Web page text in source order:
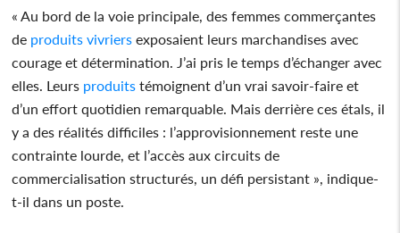
« Au bord de la voie principale, des femmes commerçantes
de produits vivriers exposaient leurs marchandises avec
courage et détermination. J’ai pris le temps d’échanger avec
elles. Leurs produits témoignent d’un vrai savoir-faire et
d’un effort quotidien remarquable. Mais derrière ces étals, il
y a des réalités difficiles : l’approvisionnement reste une
contrainte lourde, et l’accès aux circuits de
commercialisation structurés, un défi persistant », indique-
t-il dans un poste.